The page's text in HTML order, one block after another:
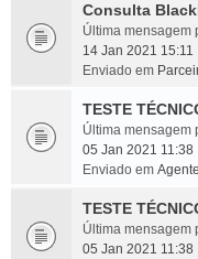
Consulta
Última mensagem
14 Jan 2021 15:11
Enviado em
TESTE
Última mensagem
05 Jan 2021 11:38
Enviado em
TESTE
Última mensagem
05 Jan 2021 11:38